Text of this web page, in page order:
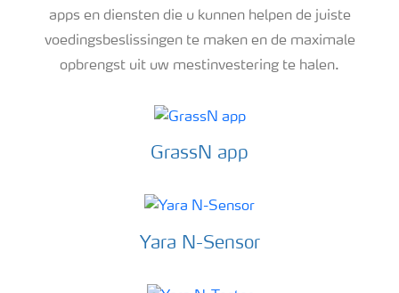
apps en diensten die u kunnen helpen de juiste
voedingsbeslissingen te maken en de maximale
opbrengst uit uw mestinvestering te halen.
GrassN app
Yara N-Sensor